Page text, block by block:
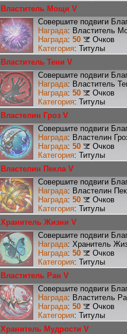
Властитель Мощи V
Совершите подвиги
Награда: Властитель
Награда: 50
Очков
Категория: Титулы
Властитель Тени V
Совершите подвиги
Награда: Властитель
Награда: 50
Очков
Категория: Титулы
Властелин Гроз V
Совершите подвиги
Награда: Властелин
Награда: 50
Очков
Категория: Титулы
Властелин Пекла V
Совершите подвиги
Награда: Властелин
Награда: 50
Очков
Категория: Титулы
Хранитель Жизни V
Совершите подвиги
Награда: Хранитель
Награда: 50
Очков
Категория: Титулы
Властитель Ран V
Совершите подвиги
Награда: Властитель
Награда: 50
Очков
Категория: Титулы
Хранитель Мудрости V